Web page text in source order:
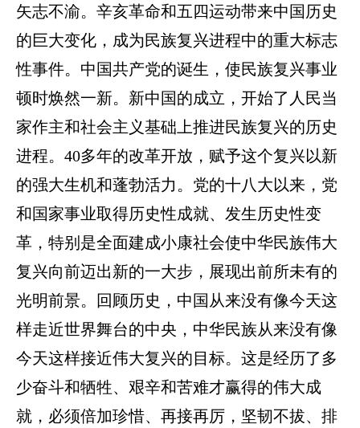
矢志不渝。辛亥革命和五四运动带来中国历史
的巨大变化，成为民族复兴进程中的重大标志
性事件。中国共产党的诞生，使民族复兴事业
顿时焕然一新。新中国的成立，开始了人民当
家作主和社会主义基础上推进民族复兴的历史
进程。40多年的改革开放，赋予这个复兴以新
的强大生机和蓬勃活力。党的十八大以来，党
和国家事业取得历史性成就、发生历史性变
革，特别是全面建成小康社会使中华民族伟大
复兴向前迈出新的一大步，展现出前所未有的
光明前景。回顾历史，中国从来没有像今天这
样走近世界舞台的中央，中华民族从来没有像
今天这样接近伟大复兴的目标。这是经历了多
少奋斗和牺牲、艰辛和苦难才赢得的伟大成
就，必须倍加珍惜、再接再厉，坚韧不拔、排